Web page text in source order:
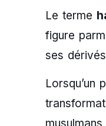
Le terme
figure
ses
Lorsqu’un